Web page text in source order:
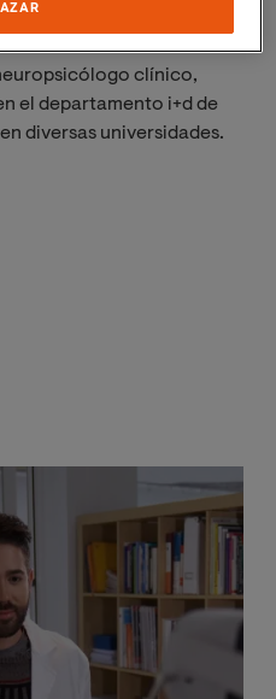
clínico,
el departamento i+d de
diversas universidades.